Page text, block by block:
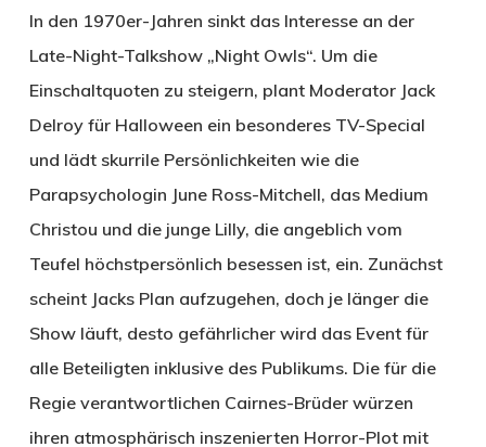
In den 1970er-Jahren sinkt das Interesse an der
Late-Night-Talkshow „Night Owls“. Um die
Einschaltquoten zu steigern, plant Moderator Jack
Delroy für Halloween ein besonderes TV-Special
und lädt skurrile Persönlichkeiten wie die
Parapsychologin June Ross-Mitchell, das Medium
Christou und die junge Lilly, die angeblich vom
Teufel höchstpersönlich besessen ist, ein. Zunächst
scheint Jacks Plan aufzugehen, doch je länger die
Show läuft, desto gefährlicher wird das Event für
alle Beteiligten inklusive des Publikums. Die für die
Regie verantwortlichen Cairnes-Brüder würzen
ihren atmosphärisch inszenierten Horror-Plot mit